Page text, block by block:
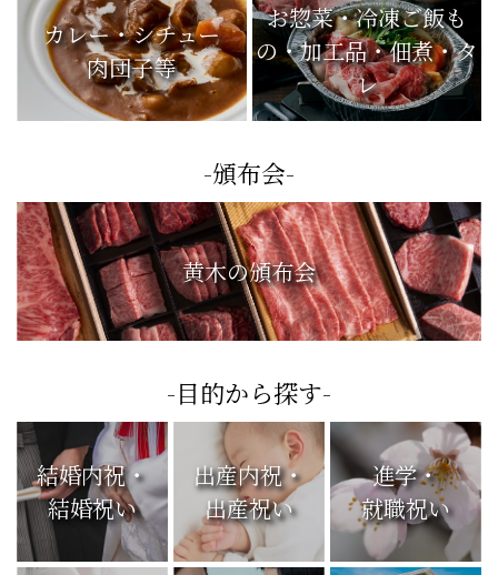
カレー・シチュー
肉団子等
お惣菜・冷凍ご飯も
の・加工品・佃煮・タ
レ
-頒布会-
黄木の頒布会
-目的から探す-
結婚内祝・
結婚祝い
出産内祝・
出産祝い
進学・
就職祝い